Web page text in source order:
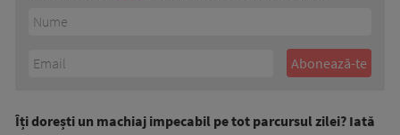
Îți dorești un machiaj impecabil pe tot parcursul zilei? Iată